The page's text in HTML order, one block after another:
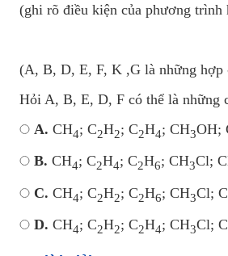
(ghi rõ điều kiện của phương trình
(A, B, D, E, F, K ,G là những hợp
Hỏi A, B, E, D, F có thể là những
A. CH4; C2H2; C2H4; CH3OH;
B. CH4; C2H4; C2H6; CH3Cl;
C. CH4; C2H2; C2H6; CH3Cl;
D. CH4; C2H2; C2H4; CH3Cl;